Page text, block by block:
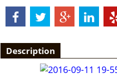
Description